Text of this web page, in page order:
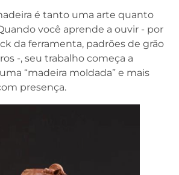
é tanto uma arte quanto
você aprende a ouvir - por
da ferramenta, padrões de grão
-, seu trabalho começa a
“madeira moldada” e mais
presença.